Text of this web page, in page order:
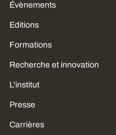
Évènements
Editions
Formations
Recherche et innovation
L'institut
Presse
Carrières